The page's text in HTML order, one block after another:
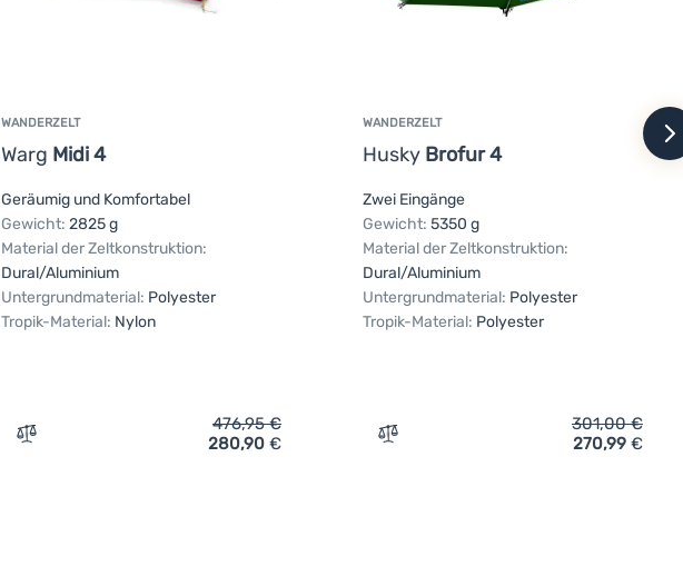
WANDERZELT
Warg Midi 4
Geräumig und Komfortabel
Gewicht: 2825 g
Material der Zeltkonstruktion:
Dural/Aluminium
Untergrundmaterial: Polyester
Tropik-Material: Nylon
Vergleichen
476,95€
280,90 €
WANDERZELT
Husky Brofur 4
Zwei Eingänge
Gewicht: 5350 g
Material der Zeltkonstruktion:
Dural/Aluminium
Untergrundmaterial: Polyester
Tropik-Material: Polyester
Vergleichen
301,00€
270,99 €